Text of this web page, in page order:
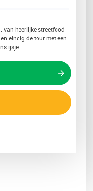
van heerlijke streetfood
eindig de tour met een
ijsje.